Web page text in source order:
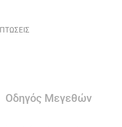
Οδηγός Μεγεθών